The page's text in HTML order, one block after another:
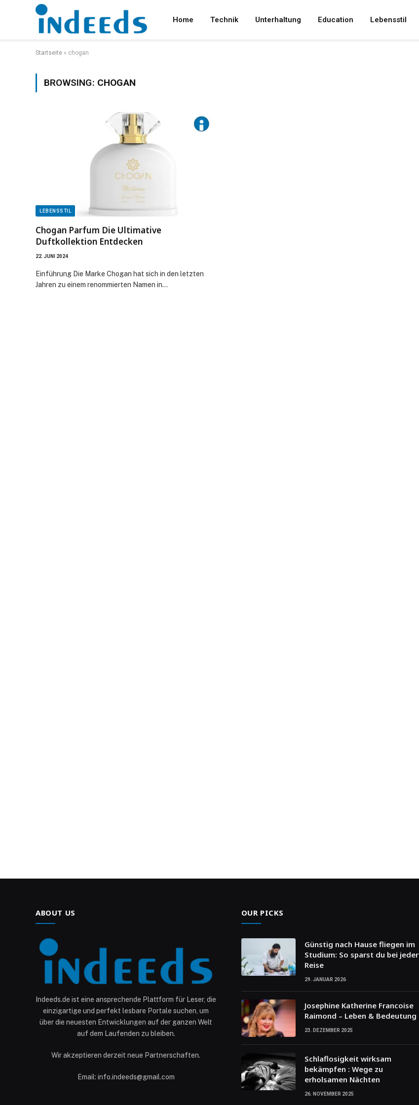
Home Technik Unterhaltung Education Lebensstil
Startseite » chogan
BROWSING: CHOGAN
LEBENSSTIL
Chogan Parfum Die Ultimative
Duftkollektion Entdecken
22. JUNI 2024
Einführung Die Marke Chogan hat sich in den letzten
Jahren zu einem renommierten Namen in…
ABOUT US
Indeeds.de ist eine ansprechende Plattform für Leser, die
einzigartige und perfekt lesbare Portale suchen, um
über die neuesten Entwicklungen auf der ganzen Welt
auf dem Laufenden zu bleiben.
Wir akzeptieren derzeit neue Partnerschaften.
Email: info.indeeds@gmail.com
OUR PICKS
Günstig nach Hause fliegen im
Studium: So sparst du bei jeder
Reise
29. JANUAR 2026
Josephine Katherine Francoise
Raimond – Leben & Bedeutung
23. DEZEMBER 2025
Schlaflosigkeit wirksam
bekämpfen : Wege zu
erholsamen Nächten
26. NOVEMBER 2025